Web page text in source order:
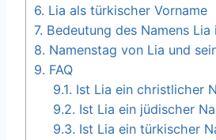
6. Lia als türkischer Vorname
7. Bedeutung des Namens
8. Namenstag von Lia und
9. FAQ
9.1. Ist Lia ein christlicher
9.2. Ist Lia ein jüdischer
9.3. Ist Lia ein türkischer